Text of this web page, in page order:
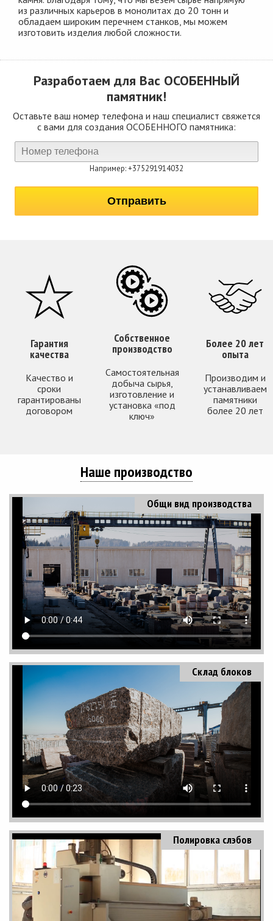
из различных карьеров в монолитах до 20 тонн и
обладаем широким перечнем станков, мы можем
изготовить изделия любой сложности.
Разработаем для Вас ОСОБЕННЫЙ
памятник!
Оставьте ваш номер телефона и наш специалист свяжется
с вами для создания ОСОБЕННОГО памятника:
Например: +375291914032
Гарантия
качества
Качество и
сроки
гарантированы
договором
Собственное
производство
Самостоятельная
добыча сырья,
изготовление и
установка «под
ключ»
Более 20 лет
опыта
Производим и
устанавливаем
памятники
более 20 лет
Наше производство
Общи вид производства
Склад блоков
Полировка слэбов